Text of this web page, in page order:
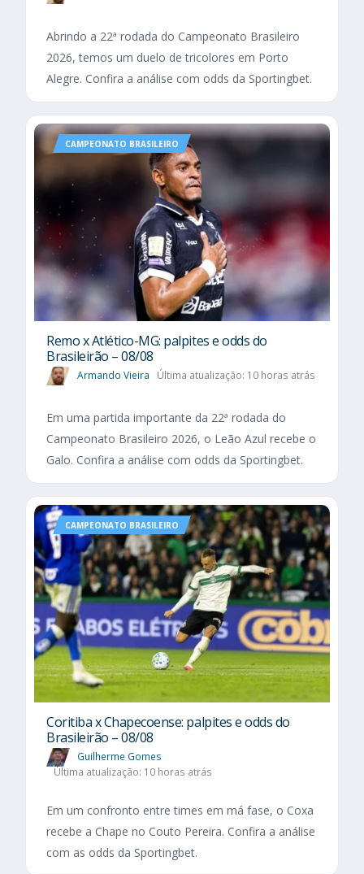
Abrindo a 22ª rodada do Campeonato Brasileiro
2026, temos um duelo de tricolores em Porto
Alegre. Confira a análise com odds da Sportingbet.
CAMPEONATO BRASILEIRO
Remo x Atlético-MG: palpites e odds do
Brasileirão – 08/08
Armando Vieira Última atualização: 10 horas atrás
Em uma partida importante da 22ª rodada do
Campeonato Brasileiro 2026, o Leão Azul recebe o
Galo. Confira a análise com odds da Sportingbet.
CAMPEONATO BRASILEIRO
Coritiba x Chapecoense: palpites e odds do
Brasileirão – 08/08
Guilherme Gomes
Última atualização: 10 horas atrás
Em um confronto entre times em má fase, o Coxa
recebe a Chape no Couto Pereira. Confira a análise
com as odds da Sportingbet.